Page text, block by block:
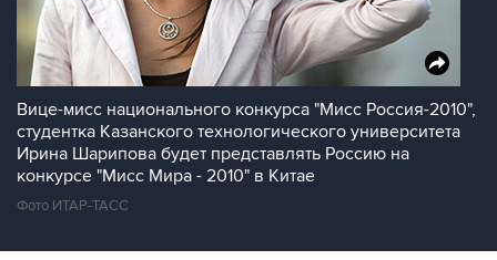
Вице-мисс национального конкурса "Мисс Россия-2010",
студентка Казанского технологического университета
Ирина Шарипова будет представлять Россию на
конкурсе "Мисс Мира - 2010" в Китае
Фото ИТАР-ТАСС